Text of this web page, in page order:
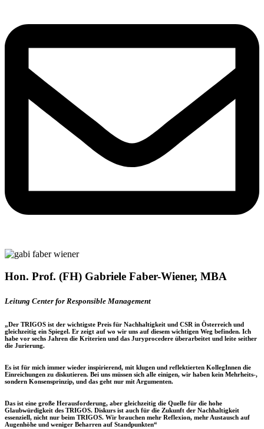
Hon. Prof. (FH) Gabriele Faber-Wiener, MBA​
Leitung Center for Responsible Management
„Der TRIGOS ist der wichtigste Preis für Nachhaltigkeit und CSR in Österreich und
gleichzeitig ein Spiegel. Er zeigt auf wo wir uns auf diesem wichtigen Weg befinden. Ich
habe vor sechs Jahren die Kriterien und das Juryprocedere überarbeitet und leite seither
die Jurierung.
Es ist für mich immer wieder inspirierend, mit klugen und reflektierten KollegInnen die
Einreichungen zu diskutieren. Bei uns müssen sich alle einigen, wir haben kein Mehrheits-,
sondern Konsensprinzip, und das geht nur mit Argumenten.
Das ist eine große Herausforderung, aber gleichzeitig die Quelle für die hohe
Glaubwürdigkeit des TRIGOS. Diskurs ist auch für die Zukunft der Nachhaltigkeit
essenziell, nicht nur beim TRIGOS. Wir brauchen mehr Reflexion, mehr Austausch auf
Augenhöhe und weniger Beharren auf Standpunkten“